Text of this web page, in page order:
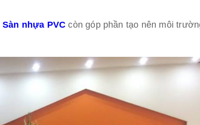
Sàn nhựa PVC còn góp phần tạo nên môi